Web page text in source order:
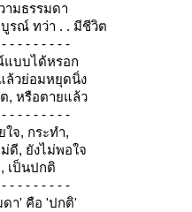
มธรรมดา
รณ์ ทว่า . . มีชีวิต
- - - - - - - -
แบบได้หรอก
วย่อมหยุดนิ่ง
, หรือตายแล้ว
- - - - - - - -
ใจ, กระทำ,
ดี, ยังไม่พอใจ
เป็นปกติ
- - - - - - - -
ดา'​ คือ 'ปกติ'